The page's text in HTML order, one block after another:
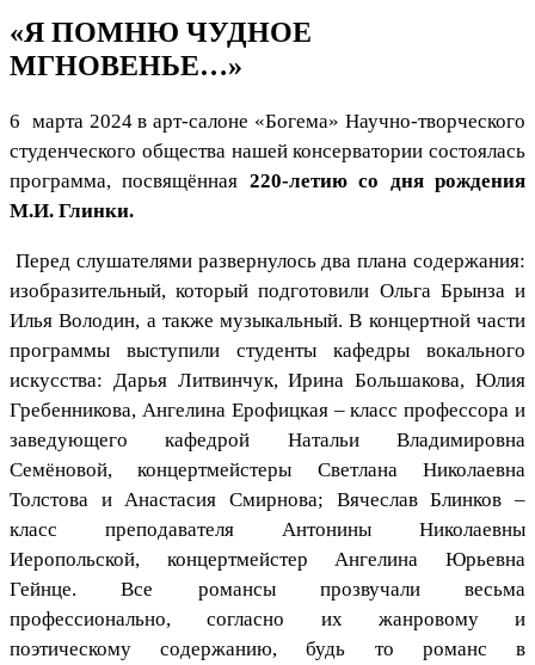
«Я ПОМНЮ ЧУДНОЕ
МГНОВЕНЬЕ…»
6 марта 2024 в арт-салоне «Богема» Научно-творческого
студенческого общества нашей консерватории состоялась
программа, посвящённая 220-летию со дня рождения
М.И. Глинки.
Перед слушателями развернулось два плана содержания:
изобразительный, который подготовили Ольга Брынза и
Илья Володин, а также музыкальный. В концертной части
программы выступили студенты кафедры вокального
искусства: Дарья Литвинчук, Ирина Большакова, Юлия
Гребенникова, Ангелина Ерофицкая – класс профессора и
заведующего кафедрой Натальи Владимировна
Семёновой, концертмейстеры Светлана Николаевна
Толстова и Анастасия Смирнова; Вячеслав Блинков –
класс преподавателя Антонины Николаевны
Иеропольской, концертмейстер Ангелина Юрьевна
Гейнце. Все романсы прозвучали весьма
профессионально, согласно их жанровому и
поэтическому содержанию, будь то романс в